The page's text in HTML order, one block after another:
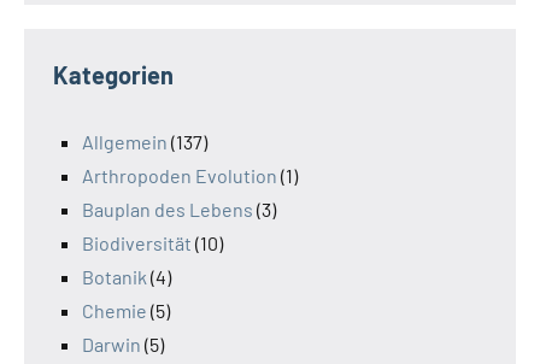
Kategorien
Allgemein (137)
Arthropoden Evolution (1)
Bauplan des Lebens (3)
Biodiversität (10)
Botanik (4)
Chemie (5)
Darwin (5)